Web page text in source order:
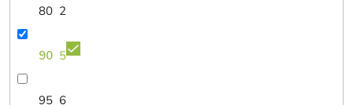
80 2
90 5
95 6